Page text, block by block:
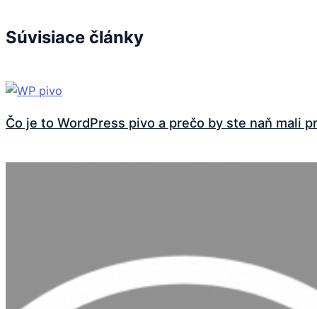
Súvisiace články
Čo je to WordPress pivo a prečo by ste naň mali